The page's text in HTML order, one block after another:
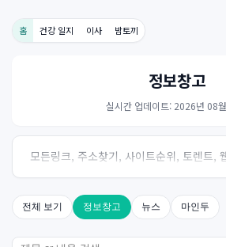
홈 건강 일지 이사 밤토끼
정보창고
실시간 업데이트: 2026년 08
모든링크, 주소찾기, 사이트순위, 토렌트,
증, 스포츠, 드라마, 커뮤니티 링크
전체 보기 정보창고 뉴스 마인두